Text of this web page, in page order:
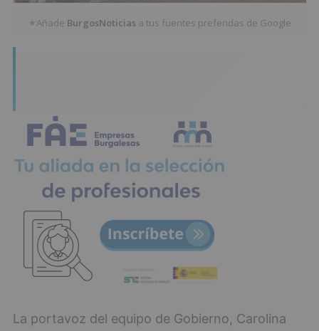
★Añade BurgosNoticias a tus fuentes preferidas de Google
La portavoz del equipo de Gobierno, Carolina